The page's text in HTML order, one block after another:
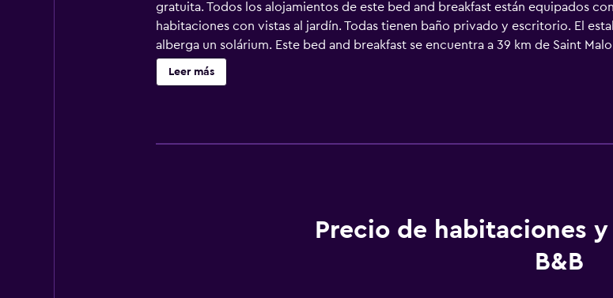
gratuita. Todos los alojamientos de este bed and breakfast están equipados
habitaciones con vistas al jardín. Todas tienen baño privado y escritorio. El
alberga un solárium. Este bed and breakfast se encuentra a 39 km de Saint
cercano es el de Dinard Bretaña, ubicado a 42 km.
Leer más
Precio de habitaciones
B&B